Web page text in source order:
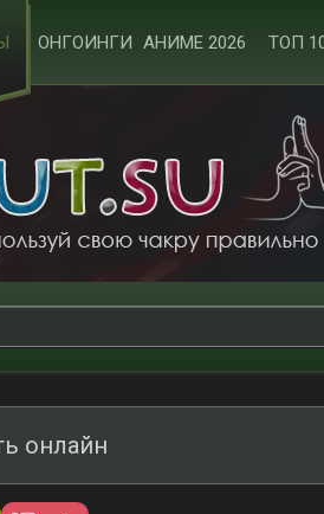
ОНГОИНГИ АНИМЕ 2026 ТОП
онлайн